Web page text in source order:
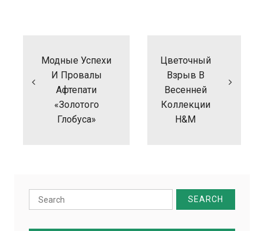
записям
Модные Успехи
И Провалы
Афтепати
«Золотого
Глобуса»
Цветочный
Взрыв В
Весенней
Коллекции
H&M
Search
for: